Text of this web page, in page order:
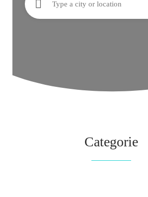
Categorie